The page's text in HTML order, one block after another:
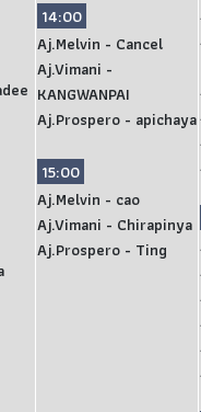
14:00
Aj.Melvin - Cancel
Aj.Vimani -
KANGWANPAI
Aj.Prospero - apichaya
15:00
Aj.Melvin - cao
Aj.Vimani - Chirapinya
Aj.Prospero - Ting